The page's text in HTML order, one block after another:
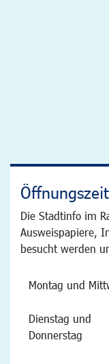
Die Stadtinfo im
Ausweispapiere,
besucht werden
Montag und
Dienstag und
Donnerstag